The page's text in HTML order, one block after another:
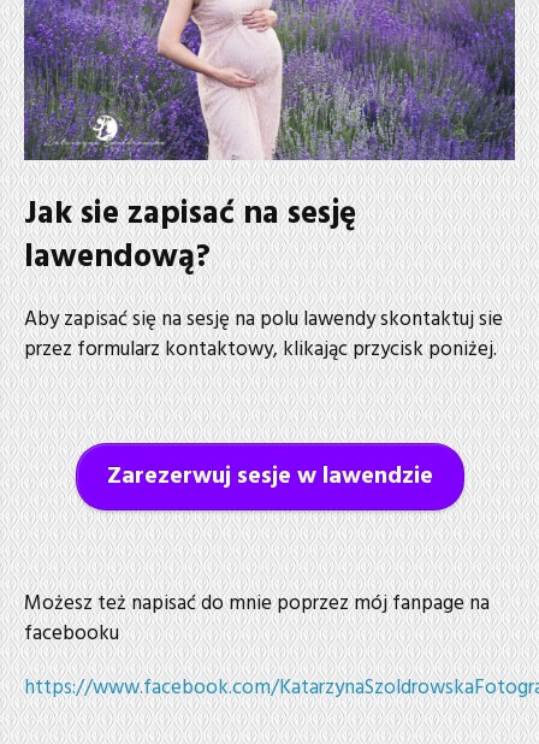
Jak sie zapisać na sesję
lawendową?
Aby zapisać się na sesję na polu lawendy skontaktuj sie
przez formularz kontaktowy, klikając przycisk poniżej.
Zarezerwuj sesje w lawendzie
Możesz też napisać do mnie poprzez mój fanpage na
facebooku
https://www.facebook.com/